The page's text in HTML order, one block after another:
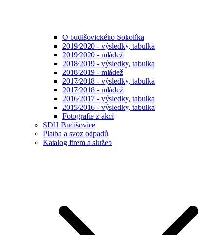
O budišovického Sokolíka
2019⁄2020 - výsledky, tabulka
2019⁄2020 - mládež
2018⁄2019 - výsledky, tabulka
2018⁄2019 - mládež
2017⁄2018 - výsledky, tabulka
2017⁄2018 - mládež
2016⁄2017 - výsledky, tabulka
2015⁄2016 - výsledky, tabulka
Fotografie z akcí
SDH Budišovice
Platba a svoz odpadů
Katalog firem a služeb